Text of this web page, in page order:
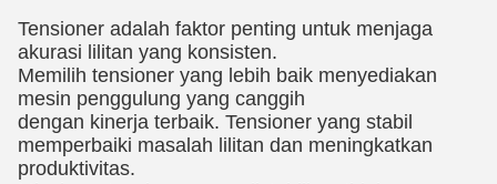
Tensioner adalah faktor penting untuk menjaga
akurasi lilitan yang konsisten.
Memilih tensioner yang lebih baik menyediakan
mesin penggulung yang canggih
dengan kinerja terbaik. Tensioner yang stabil
memperbaiki masalah lilitan dan meningkatkan
produktivitas.